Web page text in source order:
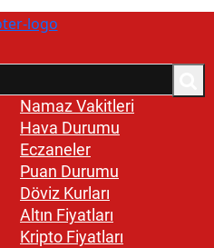
Namaz Vakitleri
Hava Durumu
Eczaneler
Puan Durumu
Döviz Kurları
Altın Fiyatları
Kripto Fiyatları